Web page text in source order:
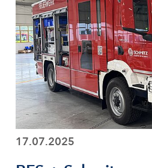
17.07.2025